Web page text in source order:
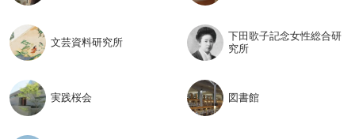
文芸資料研究所
下田歌子記念女性総合研
究所
実践桜会 図書館